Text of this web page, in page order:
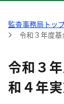
監査事務局トッ
令和３年度基
令和３
和４年実